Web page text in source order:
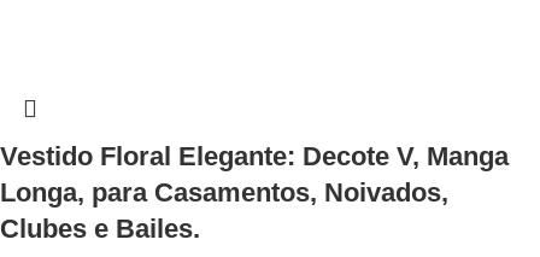
Vestido Floral Elegante: Decote V, Manga
Longa, para Casamentos, Noivados,
Clubes e Bailes.